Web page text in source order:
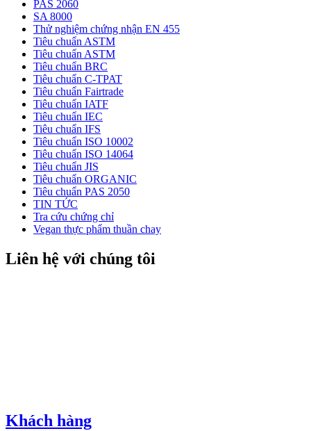
PAS 2060
SA 8000
Thử nghiệm chứng nhận EN 455
Tiêu chuẩn ASTM
Tiêu chuẩn ASTM
Tiêu chuẩn BRC
Tiêu chuẩn C-TPAT
Tiêu chuẩn Fairtrade
Tiêu chuẩn IATF
Tiêu chuẩn IEC
Tiêu chuẩn IFS
Tiêu chuẩn ISO 10002
Tiêu chuẩn ISO 14064
Tiêu chuẩn JIS
Tiêu chuẩn ORGANIC
Tiêu chuẩn PAS 2050
TIN TỨC
Tra cứu chứng chỉ
Vegan thực phẩm thuần chay
Liên hệ với chúng tôi
Khách hàng